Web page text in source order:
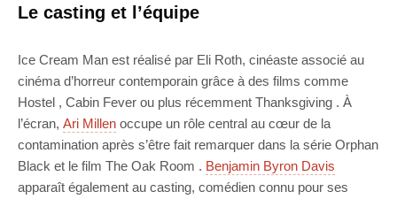
Le casting et l’équipe
Ice Cream Man est réalisé par Eli Roth, cinéaste associé au
cinéma d’horreur contemporain grâce à des films comme
Hostel , Cabin Fever ou plus récemment Thanksgiving . À
l’écran, Ari Millen occupe un rôle central au cœur de la
contamination après s’être fait remarquer dans la série Orphan
Black et le film The Oak Room . Benjamin Byron Davis
apparaît également au casting, comédien connu pour ses